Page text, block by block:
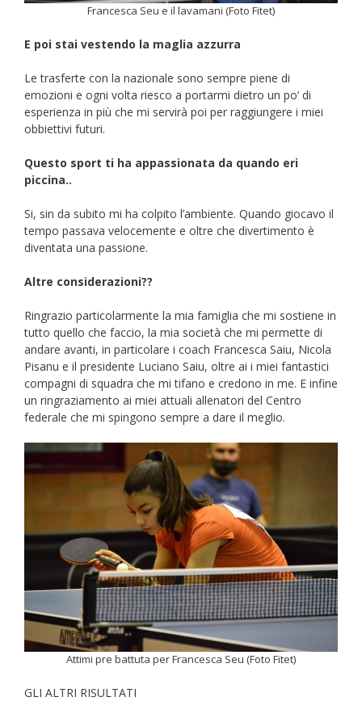
Francesca Seu e il lavamani (Foto Fitet)
E poi stai vestendo la maglia azzurra
Le trasferte con la nazionale sono sempre piene di
emozioni e ogni volta riesco a portarmi dietro un po’ di
esperienza in più che mi servirà poi per raggiungere i miei
obbiettivi futuri.
Questo sport ti ha appassionata da quando eri
piccina..
Si, sin da subito mi ha colpito l’ambiente. Quando giocavo il
tempo passava velocemente e oltre che divertimento è
diventata una passione.
Altre considerazioni??
Ringrazio particolarmente la mia famiglia che mi sostiene in
tutto quello che faccio, la mia società che mi permette di
andare avanti, in particolare i coach Francesca Saiu, Nicola
Pisanu e il presidente Luciano Saiu, oltre ai i miei fantastici
compagni di squadra che mi tifano e credono in me. E infine
un ringraziamento ai miei attuali allenatori del Centro
federale che mi spingono sempre a dare il meglio.
Attimi pre battuta per Francesca Seu (Foto Fitet)
GLI ALTRI RISULTATI